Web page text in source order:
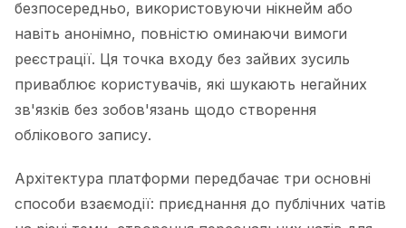
безпосередньо, використовуючи нікнейм або
навіть анонімно, повністю оминаючи вимоги
реєстрації. Ця точка входу без зайвих зусиль
приваблює користувачів, які шукають негайних
зв'язків без зобов'язань щодо створення
облікового запису.
Архітектура платформи передбачає три основні
способи взаємодії: приєднання до публічних чатів